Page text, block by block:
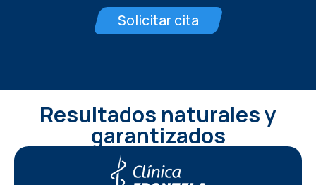
Solicitar cita
Resultados naturales y
garantizados